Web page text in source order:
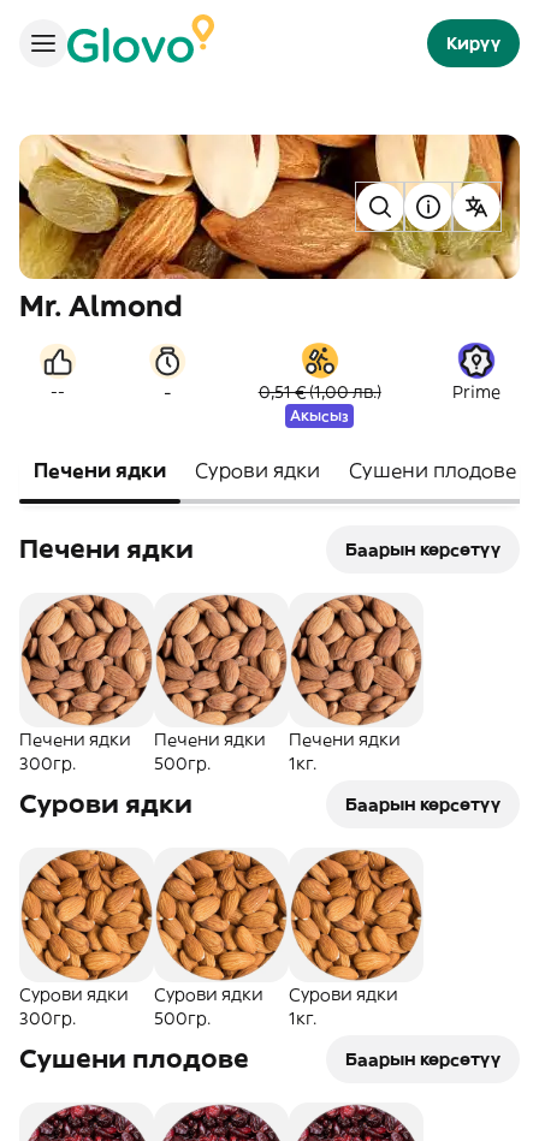
Кирүү
Mr. Almond
-- - 0,51 € (1,00 лв.)
Акысыз
Prime
Печени ядки Сурови ядки Сушени плодове
Печени ядки Баарын көрсөтүү
Печени ядки
300гр.
Печени ядки
500гр.
Печени ядки
1кг.
Сурови ядки Баарын көрсөтүү
Сурови ядки
300гр.
Сурови ядки
500гр.
Сурови ядки
1кг.
Сушени плодове Баарын көрсөтүү